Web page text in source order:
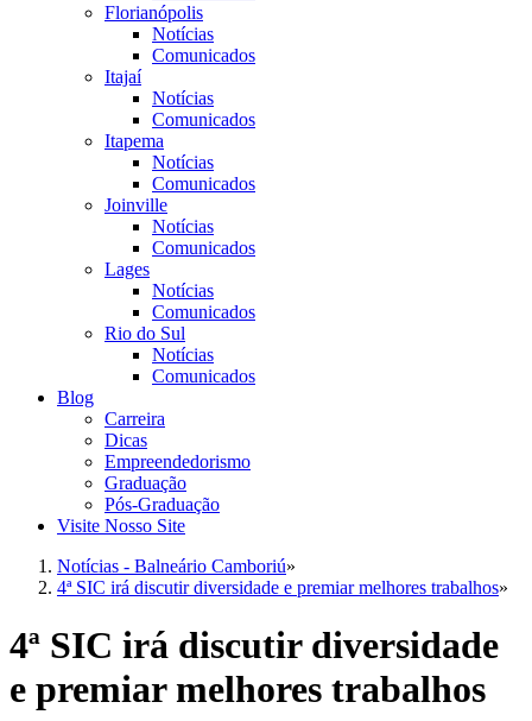
Florianópolis
Notícias
Comunicados
Itajaí
Notícias
Comunicados
Itapema
Notícias
Comunicados
Joinville
Notícias
Comunicados
Lages
Notícias
Comunicados
Rio do Sul
Notícias
Comunicados
Blog
Carreira
Dicas
Empreendedorismo
Graduação
Pós-Graduação
Visite Nosso Site
Notícias - Balneário Camboriú»
4ª SIC irá discutir diversidade e premiar melhores trabalhos»
4ª SIC irá discutir diversidade
e premiar melhores trabalhos